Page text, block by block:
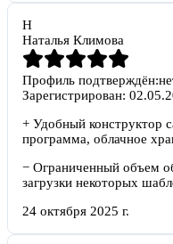
Н
Наталья Климова
Профиль подтверждён:
Зарегистрирован:
+ Удобный конструктор
программа, облачное
− Ограниченный объем
загрузки некоторых
24 октября 2025 г.